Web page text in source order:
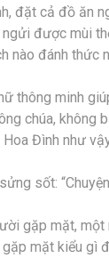
đặt cả đồ ăn
được mùi
nào đánh thức
thông minh
chúa, không
Đình như
sốt:
gặp mặt,
mặt kiểu gì